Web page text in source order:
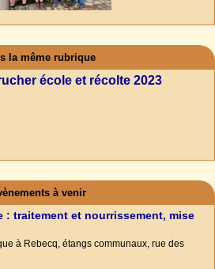
la même rubrique
école et récolte 2023
à venir
: traitement et nourrissement, mise
à Rebecq, étangs communaux, rue des